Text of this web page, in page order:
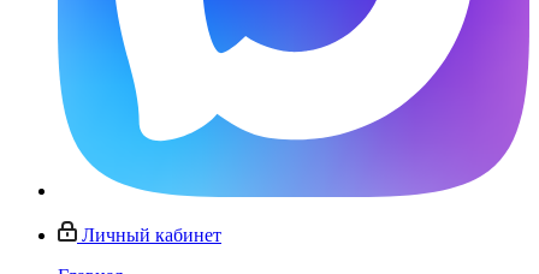
Личный кабинет